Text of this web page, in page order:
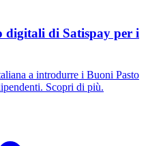
digitali di Satispay per i
a introdurre i Buoni Pasto
Scopri di più.